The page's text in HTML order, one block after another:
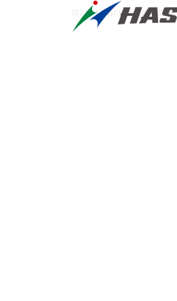
2023年 | 長谷川体育施設株式会社